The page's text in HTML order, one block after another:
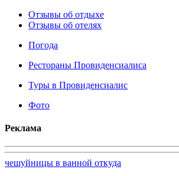
Отзывы об отдыхе
Отзывы об отелях
Погода
Рестораны Провиденсиалиса
Туры в Провиденсиалис
Фото
Реклама
чешуйницы в ванной откуда